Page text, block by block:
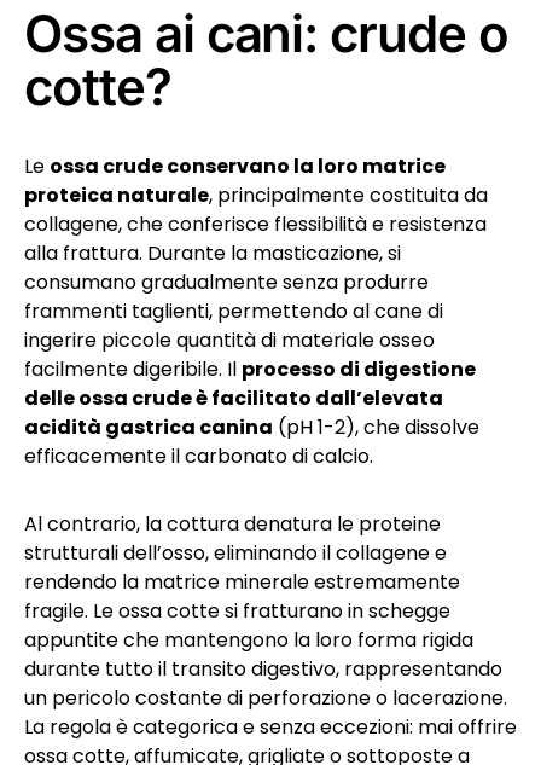
Ossa ai cani: crude o
cotte?
Le ossa crude conservano la loro matrice
proteica naturale, principalmente costituita da
collagene, che conferisce flessibilità e resistenza
alla frattura. Durante la masticazione, si
consumano gradualmente senza produrre
frammenti taglienti, permettendo al cane di
ingerire piccole quantità di materiale osseo
facilmente digeribile. Il processo di digestione
delle ossa crude è facilitato dall’elevata
acidità gastrica canina (pH 1-2), che dissolve
efficacemente il carbonato di calcio.
Al contrario, la cottura denatura le proteine
strutturali dell’osso, eliminando il collagene e
rendendo la matrice minerale estremamente
fragile. Le ossa cotte si fratturano in schegge
appuntite che mantengono la loro forma rigida
durante tutto il transito digestivo, rappresentando
un pericolo costante di perforazione o lacerazione.
La regola è categorica e senza eccezioni: mai offrire
ossa cotte, affumicate, grigliate o sottoposte a